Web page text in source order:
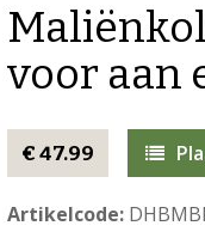
voor aan
€ 47.99
Artikelcode: